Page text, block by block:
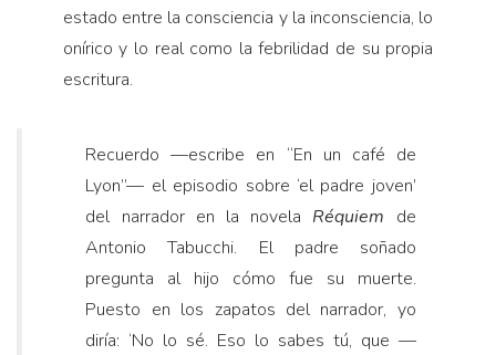
estado entre la consciencia y la inconsciencia, lo
onírico y lo real como la febrilidad de su propia
escritura.
Recuerdo —escribe en “En un café de
Lyon”— el episodio sobre ‘el padre joven’
del narrador en la novela Réquiem de
Antonio Tabucchi. El padre soñado
pregunta al hijo cómo fue su muerte.
Puesto en los zapatos del narrador, yo
diría: ‘No lo sé. Eso lo sabes tú, que —